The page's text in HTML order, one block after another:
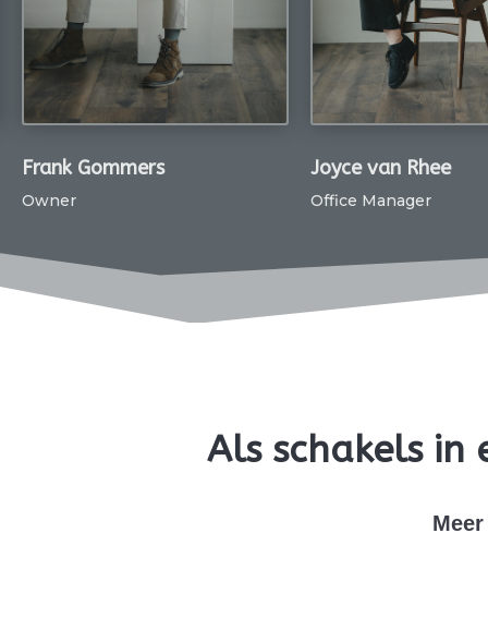
Gommers Joyce van Rhee
Office Manager
Als schakels in